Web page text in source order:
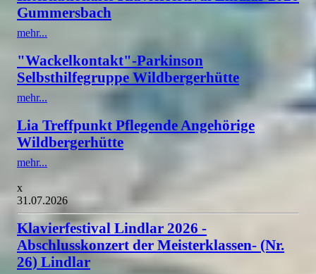
Gummersbach
mehr...
"Wackelkontakt"-Parkinson
Selbsthilfegruppe Wildbergerhütte
mehr...
Lia Treffpunkt Pflegende Angehörige
Wildbergerhütte
mehr...
x
31.07.2026
Klavierfestival Lindlar 2026 -
Abschlusskonzert der Meisterklassen- (Nr.
26) Lindlar